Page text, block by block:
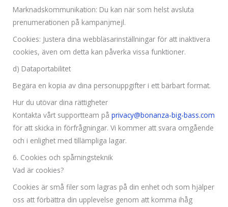
Marknadskommunikation: Du kan när som helst avsluta
prenumerationen på kampanjmejl.
Cookies: Justera dina webbläsarinställningar för att inaktivera
cookies, även om detta kan påverka vissa funktioner.
d) Dataportabilitet
Begära en kopia av dina personuppgifter i ett bärbart format.
Hur du utövar dina rättigheter
Kontakta vårt supportteam på privacy@bonanza-big-bass.com
för att skicka in förfrågningar. Vi kommer att svara omgående
och i enlighet med tillämpliga lagar.
6. Cookies och spårningsteknik
Vad är cookies?
Cookies är små filer som lagras på din enhet och som hjälper
oss att förbättra din upplevelse genom att komma ihåg